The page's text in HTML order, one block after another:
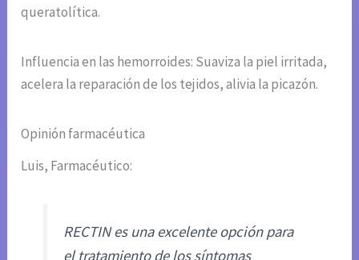
queratolítica.
Influencia en las hemorroides: Suaviza la piel irritada,
acelera la reparación de los tejidos, alivia la picazón.
Opinión farmacéutica
Luis, Farmacéutico:
RECTIN es una excelente opción para
el tratamiento de los síntomas